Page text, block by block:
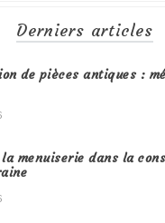
Derniers articles
de pièces antiques :
menuiserie dans la